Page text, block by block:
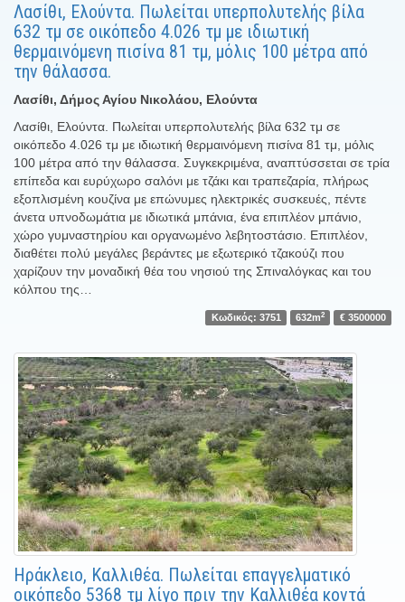
Λασίθι, Ελούντα. Πωλείται υπερπολυτελής βίλα
632 τμ σε οικόπεδο 4.026 τμ με ιδιωτική
θερμαινόμενη πισίνα 81 τμ, μόλις 100 μέτρα από
την θάλασσα.
Λασίθι, Δήμος Αγίου Νικολάου, Ελούντα
Λασίθι, Ελούντα. Πωλείται υπερπολυτελής βίλα 632 τμ σε
οικόπεδο 4.026 τμ με ιδιωτική θερμαινόμενη πισίνα 81 τμ, μόλις
100 μέτρα από την θάλασσα. Συγκεκριμένα, αναπτύσσεται σε τρία
επίπεδα και ευρύχωρο σαλόνι με τζάκι και τραπεζαρία, πλήρως
εξοπλισμένη κουζίνα με επώνυμες ηλεκτρικές συσκευές, πέντε
άνετα υπνοδωμάτια με ιδιωτικά μπάνια, ένα επιπλέον μπάνιο,
χώρο γυμναστηρίου και οργανωμένο λεβητοστάσιο. Επιπλέον,
διαθέτει πολύ μεγάλες βεράντες με εξωτερικό τζακούζι που
χαρίζουν την μοναδική θέα του νησιού της Σπιναλόγκας και του
κόλπου της…
Κωδικός: 3751 632m2 € 3500000
Ηράκλειο, Καλλιθέα. Πωλείται επαγγελματικό
οικόπεδο 5368 τμ λίγο πριν την Καλλιθέα κοντά